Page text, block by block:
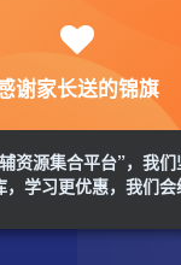
谢家长送的锦旗
资源集合平台”，我
学习更优惠，我们会